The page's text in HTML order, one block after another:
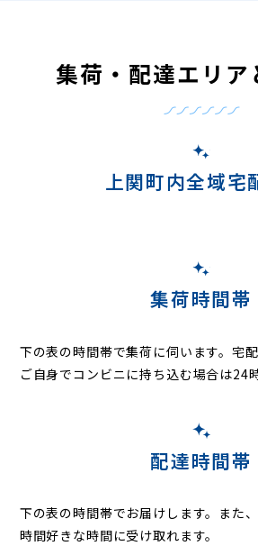
集荷・配達エリア
上関町内全域宅
集荷時間帯
下の表の時間帯で集荷に伺います。宅
ご自身でコンビニに持ち込む場合は24
配達時間帯
下の表の時間帯でお届けします。また
時間好きな時間に受け取れます。